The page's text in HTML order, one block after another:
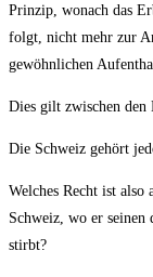
Prinzip, wonach das
folgt, nicht mehr zur
gewöhnlichen
Dies gilt zwischen den
Die Schweiz gehört
Welches Recht ist
Schweiz, wo er seinen
stirbt?